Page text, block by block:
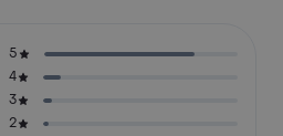
5
4
3
2